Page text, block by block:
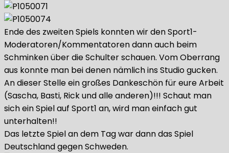
Ende des zweiten Spiels konnten wir den Sport1-
Moderatoren/Kommentatoren dann auch beim
Schminken über die Schulter schauen. Vom Oberrang
aus konnte man bei denen nämlich ins Studio gucken.
An dieser Stelle ein großes Dankeschön für eure Arbeit
(Sascha, Basti, Rick und alle anderen)!!! Schaut man
sich ein Spiel auf Sport1 an, wird man einfach gut
unterhalten!!
Das letzte Spiel an dem Tag war dann das Spiel
Deutschland gegen Schweden.